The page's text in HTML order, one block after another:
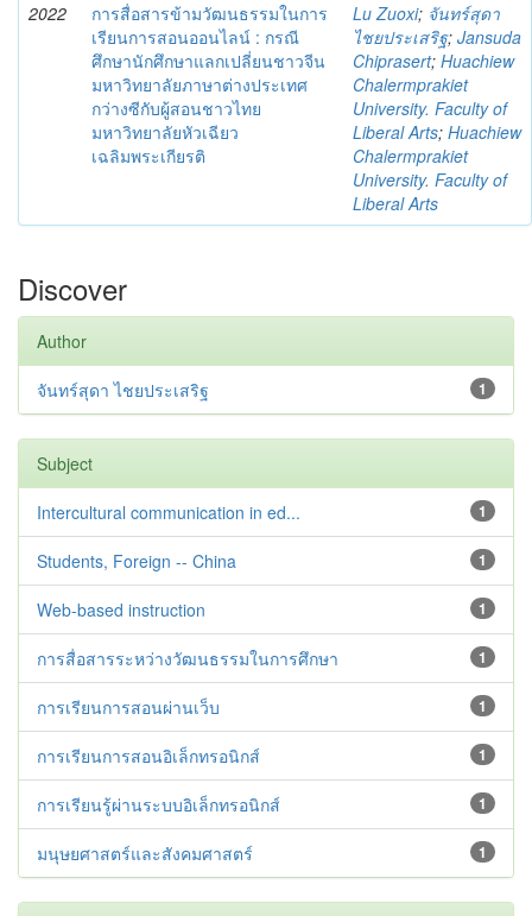
2022
การสื่อสารข้ามวัฒนธรรมในการ
เรียนการสอนออนไลน์ : กรณี
ศึกษานักศึกษาแลกเปลี่ยนชาวจีน
มหาวิทยาลัยภาษาต่างประเทศ
กว่างซีกับผู้สอนชาวไทย
มหาวิทยาลัยหัวเฉียว
เฉลิมพระเกียรติ
Lu Zuoxi; จันทร์สุดา
ไชยประเสริฐ; Jansuda
Chiprasert; Huachiew
Chalermprakiet
University. Faculty of
Liberal Arts; Huachiew
Chalermprakiet
University. Faculty of
Liberal Arts
Discover
Author
1
จันทร์สุดา ไชยประเสริฐ
Subject
1
Intercultural communication in ed...
1
Students, Foreign -- China
1
Web-based instruction
1
การสื่อสารระหว่างวัฒนธรรมในการศึกษา
1
การเรียนการสอนผ่านเว็บ
1
การเรียนการสอนอิเล็กทรอนิกส์
1
การเรียนรู้ผ่านระบบอิเล็กทรอนิกส์
1
มนุษยศาสตร์และสังคมศาสตร์